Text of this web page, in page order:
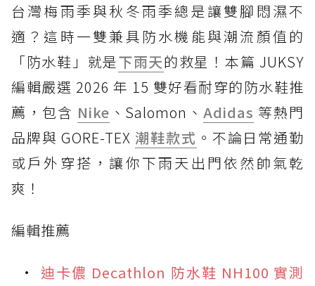
台灣梅雨季與秋冬雨季總是讓雙腳悶濕不
適？這時一雙兼具防水機能與潮流顏值的
「防水鞋」就是下雨天的救星！本篇 JUKSY
編輯嚴選 2026 年 15 雙好看耐穿的防水鞋推
薦，包含 Nike 、Salomon、Adidas 等熱門
品牌與 GORE-TEX 潮鞋款式 。不論日常通勤
或戶外穿搭，讓你下雨天出門依然帥氣乾
爽！
編輯推薦
迪卡儂 Decathlon 防水鞋 NH100 實測